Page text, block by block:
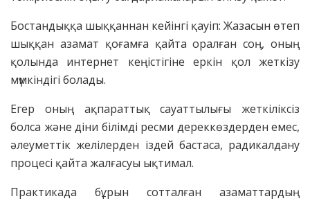
Бостандыққа шыққаннан кейінгі қауіп: Жазасын өтеп
шыққан азамат қоғамға қайта оралған соң, оның
қолында интернет кеңістігіне еркін қол жеткізу
мүмкіндігі болады.
Егер оның ақпараттық сауаттылығы жеткіліксіз
болса және діни білімді ресми дереккөздерден емес,
әлеуметтік желілерден іздей бастаса, радикалдану
процесі қайта жалғасуы ықтимал.
Практикада бұрын сотталған азаматтардың